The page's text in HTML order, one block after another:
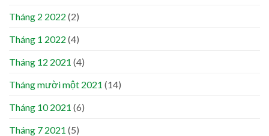
Tháng 2 2022 (2)
Tháng 1 2022 (4)
Tháng 12 2021 (4)
Tháng mười một 2021 (14)
Tháng 10 2021 (6)
Tháng 7 2021 (5)